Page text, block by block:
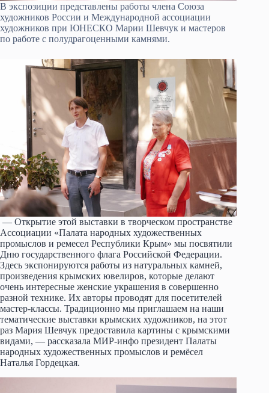
В экспозиции представлены работы члена Союза
художников России и Международной ассоциации
художников при ЮНЕСКО Марии Шевчук и мастеров
по работе с полудрагоценными камнями.
— Открытие этой выставки в творческом пространстве
Ассоциации «Палата народных художественных
промыслов и ремесел Республики Крым» мы посвятили
Дню государственного флага Российской Федерации.
Здесь экспонируются работы из натуральных камней,
произведения крымских ювелиров, которые делают
очень интересные женские украшения в совершенно
разной технике. Их авторы проводят для посетителей
мастер-классы. Традиционно мы приглашаем на наши
тематические выставки крымских художников, на этот
раз Мария Шевчук предоставила картины с крымскими
видами, — рассказала МИР-инфо президент Палаты
народных художественных промыслов и ремёсел
Наталья Гордецкая.